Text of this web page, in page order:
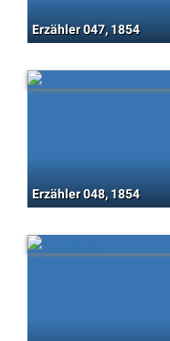
Erzähler 047, 1854
Erzähler 048, 1854